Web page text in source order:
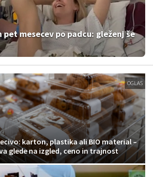
pet mesecev po padcu: gleženj še
OGLAS
karton, plastika ali BIO material –
glede na izgled, ceno in trajnost